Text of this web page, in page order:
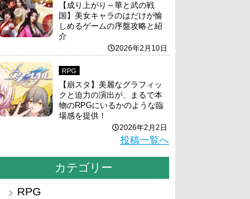
【成り上がり～華と武の戦
国】美女キャラのはだけが愉
しめるゲームの序盤攻略と紹
介
2026年2月10日
RPG
【崩スタ】美麗なグラフィッ
クと迫力の演出が、まるで本
物のRPGにいるかのような臨
場感を提供！
2026年2月2日
投稿一覧へ
カテゴリー
RPG